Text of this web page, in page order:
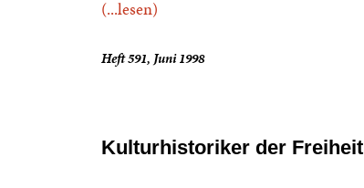
(...lesen)
Heft 591, Juni 1998
Kulturhistoriker der Freiheit